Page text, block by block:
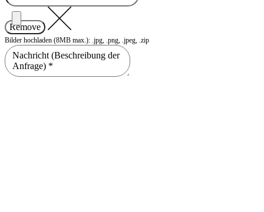
Remove
Bilder hochladen (8MB max.): .jpg, .png, .jpeg, .zip